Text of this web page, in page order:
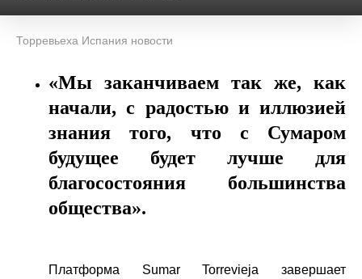
Торревьеха Испания новости
«Мы заканчиваем так же, как
начали, с радостью и иллюзией
знания того, что с Сумаром
будущее будет лучше для
благосостояния большинства
общества».
Платформа Sumar Torrevieja завершает